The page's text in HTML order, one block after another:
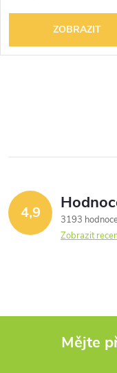
ZOBRAZIT
4,9
3193
Zobrazit
Mějte